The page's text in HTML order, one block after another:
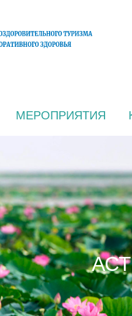
МЕРОПРИЯТИЯ